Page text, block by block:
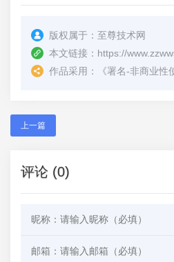
版权属于： 至尊技术网
本文链接： https://
作品采用：
《署名-非商业性使用-相同
上一篇
评论 (0)